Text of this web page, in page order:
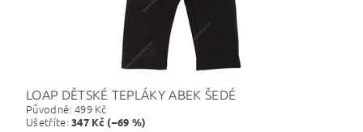
LOAP DĚTSKÉ TEPLÁKY ABEK ŠEDÉ
Původně: 499 Kč
Ušetříte:347 Kč (–69 %)